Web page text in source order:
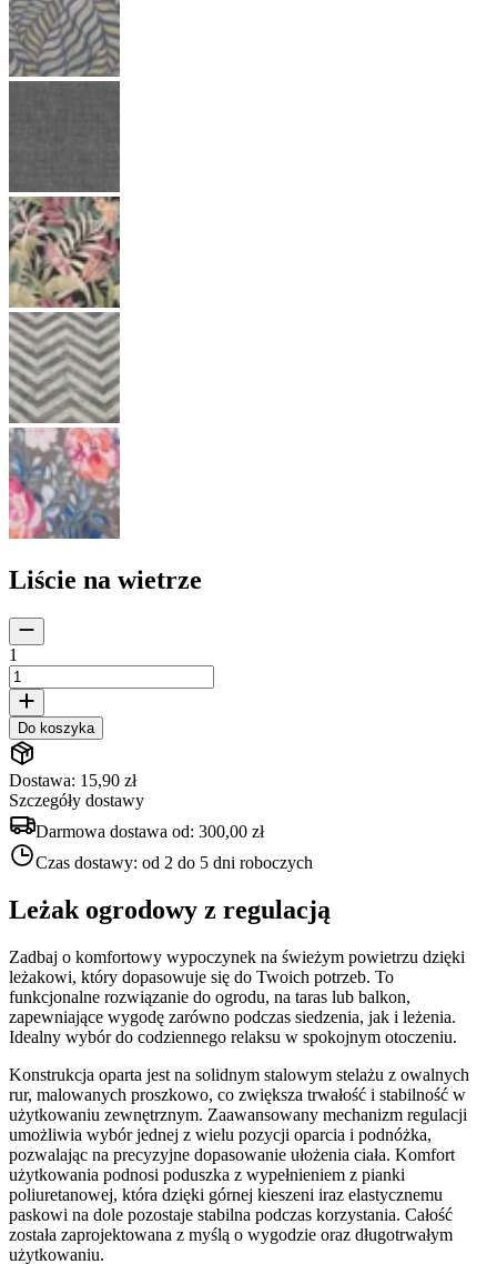
Liście na wietrze
1
Do koszyka
Dostawa: 15,90 zł
Szczegóły dostawy
Darmowa dostawa od: 300,00 zł
Czas dostawy: od 2 do 5 dni roboczych
Leżak ogrodowy z regulacją
Zadbaj o komfortowy wypoczynek na świeżym powietrzu dzięki
leżakowi, który dopasowuje się do Twoich potrzeb. To
funkcjonalne rozwiązanie do ogrodu, na taras lub balkon,
zapewniające wygodę zarówno podczas siedzenia, jak i leżenia.
Idealny wybór do codziennego relaksu w spokojnym otoczeniu.
Konstrukcja oparta jest na solidnym stalowym stelażu z owalnych
rur, malowanych proszkowo, co zwiększa trwałość i stabilność w
użytkowaniu zewnętrznym. Zaawansowany mechanizm regulacji
umożliwia wybór jednej z wielu pozycji oparcia i podnóżka,
pozwalając na precyzyjne dopasowanie ułożenia ciała. Komfort
użytkowania podnosi poduszka z wypełnieniem z pianki
poliuretanowej, która dzięki górnej kieszeni iraz elastycznemu
paskowi na dole pozostaje stabilna podczas korzystania. Całość
została zaprojektowana z myślą o wygodzie oraz długotrwałym
użytkowaniu.